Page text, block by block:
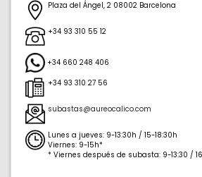
Plaza del Ángel, 2 08002 Barcelona
+34 93 310 55 12
+34 660 248 406
+34 93 310 27 56
subastas@aureocalico.com
Lunes a jueves: 9-13:30h / 15-18:30h
Viernes: 9-15h*
* Viernes después de subasta: 9-13:30 /